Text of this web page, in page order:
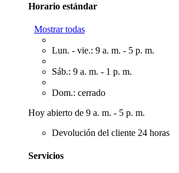
Horario estándar
Mostrar todas
Lun. - vie.: 9 a. m. - 5 p. m.
Sáb.: 9 a. m. - 1 p. m.
Dom.: cerrado
Hoy abierto de 9 a. m. - 5 p. m.
Devolución del cliente 24 horas
Servicios